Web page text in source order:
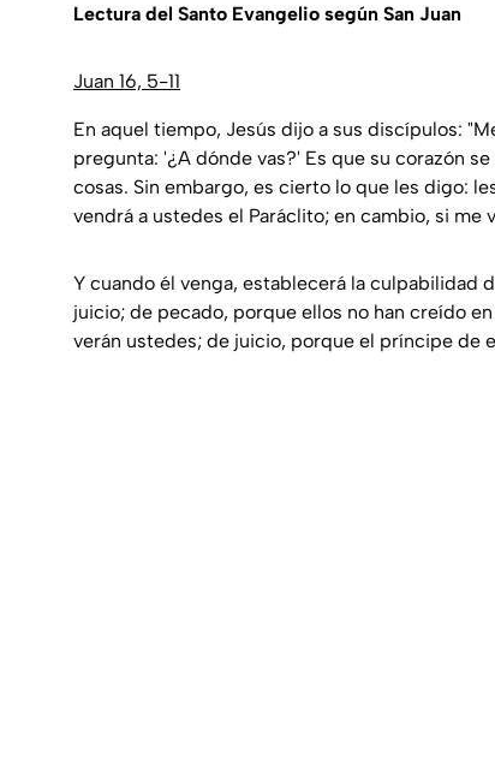
Lectura del Santo Evangelio según San Juan
Juan 16, 5-11
En aquel tiempo, Jesús dijo a sus discípulos:
pregunta: '¿A dónde vas?' Es que su corazón
cosas. Sin embargo, es cierto lo que les digo:
vendrá a ustedes el Paráclito; en cambio, si me
Y cuando él venga, establecerá la culpabilidad
juicio; de pecado, porque ellos no han creído
verán ustedes; de juicio, porque el príncipe de